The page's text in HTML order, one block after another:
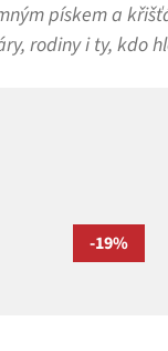
pískem a
rodiny i ty, kdo
-19%